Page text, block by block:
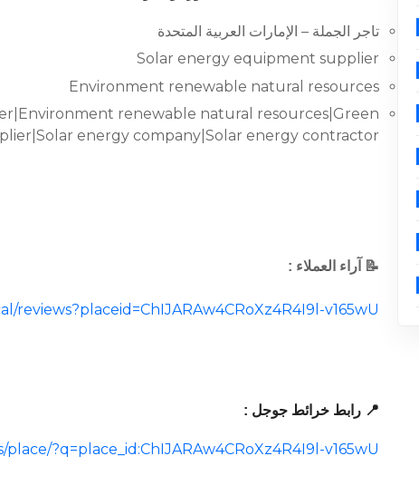
تاجر الجملة – الإمارات العربية المتحدة
Solar energy equipment supplier
Environment renewable natural resources
renewable natural resources|Green
energy company|Solar energy contractor
📝 آراء العملاء :
reviews?placeid=ChIJARAw4CRoXz4R4I9l-v165wU
📍 رابط خرائط جوجل :
?q=place_id:ChIJARAw4CRoXz4R4I9l-v165wU